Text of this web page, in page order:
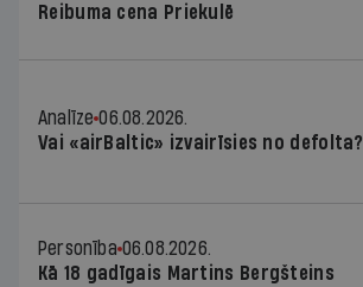
Reibuma cena Priekulē
Analīze 06.08.2026.
Vai «airBaltic» izvairīsies no defolta?
Personība 06.08.2026.
Kā 18 gadīgais Martins Bergšteins